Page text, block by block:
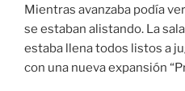
Mientras avanzaba podía
se estaban alistando. La
estaba llena todos listos a
con una nueva expansión